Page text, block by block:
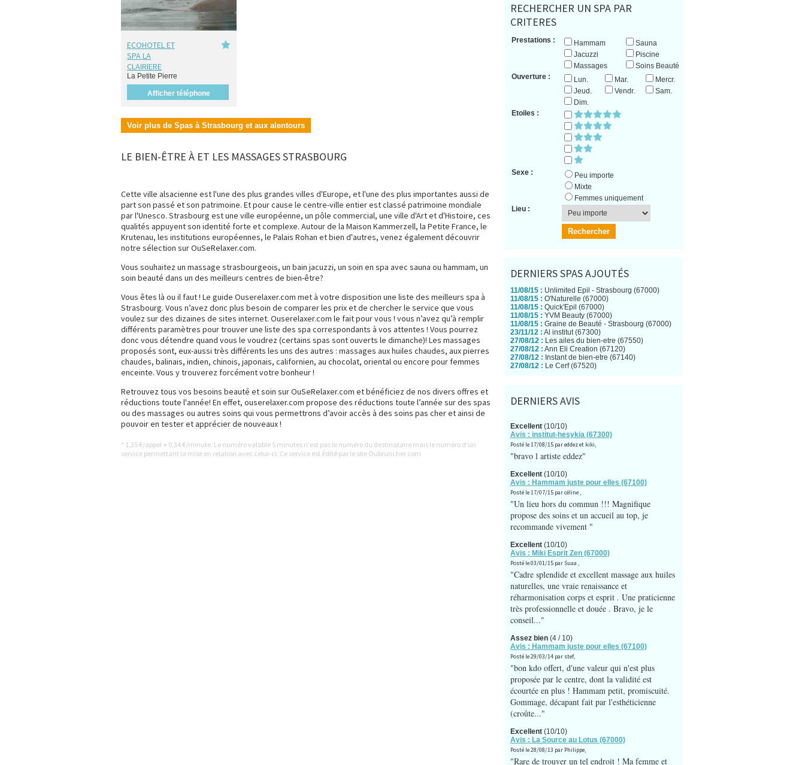
ECOHOTEL ET
SPA LA
CLAIRIERE
La Petite Pierre
Afficher téléphone
Voir plus de Spas à Strasbourg et aux alentours
LE BIEN-ÊTRE À ET LES MASSAGES STRASBOURG
Cette ville alsacienne est l'une des plus grandes villes d'Europe, et l'une des plus importantes aussi de
part son passé et son patrimoine. Et pour cause le centre-ville entier est classé patrimoine mondiale
par l'Unesco. Strasbourg est une ville européenne, un pôle commercial, une ville d'Art et d'Histoire, ces
qualités appuyent son identité forte et complexe. Autour de la Maison Kammerzell, la Petite France, le
Krutenau, les institutions européennes, le Palais Rohan et bien d'autres, venez également découvrir
notre sélection sur OuSeRelaxer.com.
Vous souhaitez un massage strasbourgeois, un bain jacuzzi, un soin en spa avec sauna ou hammam, un
soin beauté dans un des meilleurs centres de bien-être?
Vous êtes là ou il faut ! Le guide Ouserelaxer.com met à votre disposition une liste des meilleurs spa à
Strasbourg. Vous n’avez donc plus besoin de comparer les prix et de chercher le service que vous
voulez sur des dizaines de sites internet. Ouserelaxer.com le fait pour vous ! vous n’avez qu’à remplir
différents paramètres pour trouver une liste des spa correspondants à vos attentes ! Vous pourrez
donc vous détendre quand vous le voudrez (certains spas sont ouverts le dimanche)! Les massages
proposés sont, eux-aussi très différents les uns des autres : massages aux huiles chaudes, aux pierres
chaudes, balinais, indien, chinois, japonais, californien, au chocolat, oriental ou encore pour femmes
enceinte. Vous y trouverez forcément votre bonheur !
Retrouvez tous vos besoins beauté et soin sur OuSeRelaxer.com et bénéficiez de nos divers offres et
réductions toute l'année! En effet, ouserelaxer.com propose des réductions toute l’année sur des spas
ou des massages ou autres soins qui vous permettrons d’avoir accès à des soins pas cher et ainsi de
pouvoir en tester et apprécier de nouveaux !
* 1,35 €/appel + 0,34 €/minute. Le numéro valable 5 minutes n'est pas le numéro du destinataire mais le numéro d'un
service permettant la mise en relation avec celui-ci. Ce service est édité par le site Oubruncher.com
RECHERCHER UN SPA PAR
CRITERES
Prestations : Hammam
Sauna
Jacuzzi
Piscine
Massages
Soins Beauté
Ouverture :
Lun. Mar.
Mercr.
Jeud.
Vendr.
Sam.
Dim.
Etoiles :
Sexe :
Peu importe
Mixte
Femmes uniquement
Lieu :
DERNIERS SPAS AJOUTÉS
11/08/15 : Unlimited Epil - Strasbourg (67000)
11/08/15 : O'Naturelle (67000)
11/08/15 : Quick'Epil (67000)
11/08/15 : YVM Beauty (67000)
11/08/15 : Graine de Beauté - Strasbourg (67000)
23/11/12 : Al institut (67300)
27/08/12 : Les ailes du bien-etre (67550)
27/08/12 : Ann Eli Creation (67120)
27/08/12 : Instant de bien-etre (67140)
27/08/12 : Le Cerf (67520)
DERNIERS AVIS
Excellent (10/10)
Avis : institut-hesykia (67300)
Posté le 17/08/15 par eddez et kiki,
"bravo l artiste eddez"
Excellent (10/10)
Avis : Hammam juste pour elles (67100)
Posté le 17/07/15 par céline ,
"Un lieu hors du commun !!! Magnifique
propose des soins et un accueil au top, je
recommande vivement "
Excellent (10/10)
Avis : Miki Esprit Zen (67000)
Posté le 03/01/15 par Suaa ,
"Cadre splendide et excellent massage aux huiles
naturelles, une vraie renaissance et
réharmonisation corps et esprit . Une praticienne
très professionnelle et douée . Bravo, je le
conseil..."
Assez bien (4 / 10)
Avis : Hammam juste pour elles (67100)
Posté le 29/03/14 par stef,
"bon kdo offert, d'une valeur qui n'est plus
proposée par le centre, dont la validité est
écourtée en plus ! Hammam petit, promiscuité.
Gommage, décapant fait par l'esthéticienne
(croûte..."
Excellent (10/10)
Avis : La Source au Lotus (67000)
Posté le 28/08/13 par Philippe,
"Rare de trouver un tel endroit ! Ma femme et